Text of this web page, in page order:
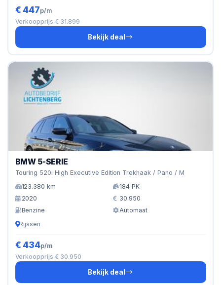
€ 447p/m
Verkoopprijs € 31.899
Bekijk deal
BMW 5-SERIE
Touring 520i High Executive Edition Trekhaak / Pano / M
123.380 km
184 PK
2020
30.950
Benzine
Automaat
Rijssen
€ 434p/m
Verkoopprijs € 30.950
Bekijk deal